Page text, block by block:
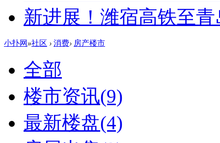
新进展！潍宿高铁至
小扑网 »社区 › 消费› 房产楼市
全部
楼市资讯(9)
最新楼盘(4)